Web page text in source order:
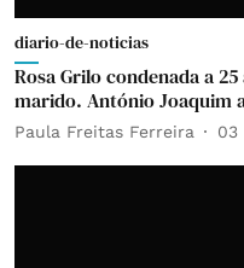
diario-de-noticias
Rosa Grilo condenada a
marido. António Joaquim
Paula Freitas Ferreira 03